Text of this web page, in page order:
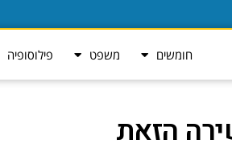
חומשים משפט פילוסופיה
הזאת